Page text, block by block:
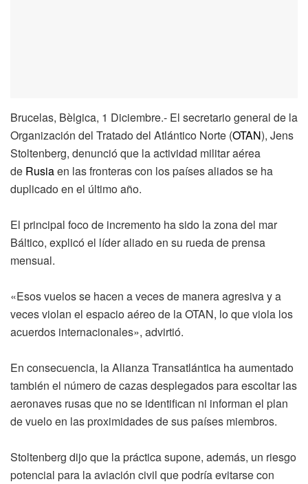
Brucelas, Bèlgica, 1 Diciembre.- El secretario general de la
Organización del Tratado del Atlántico Norte (OTAN), Jens
Stoltenberg, denunció que la actividad militar aérea
de Rusiaen las fronteras con los países aliados se ha
duplicado en el último año.
El principal foco de incremento ha sido la zona del mar
Báltico, explicó el líder aliado en su rueda de prensa
mensual.
«Esos vuelos se hacen a veces de manera agresiva y a
veces violan el espacio aéreo de la OTAN, lo que viola los
acuerdos internacionales», advirtió.
En consecuencia, la Alianza Transatlántica ha aumentado
también el número de cazas desplegados para escoltar las
aeronaves rusas que no se identifican ni informan el plan
de vuelo en las proximidades de sus países miembros.
Stoltenberg dijo que la práctica supone, además, un riesgo
potencial para la aviación civil que podría evitarse con